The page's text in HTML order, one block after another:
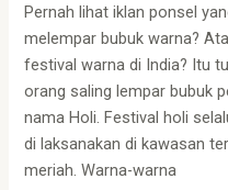
Pernah lihat iklan ponsel
melempar bubuk warna?
festival warna di India? Itu
orang saling lempar bubuk
nama Holi. Festival holi
di laksanakan di kawasan
meriah. Warna-warna